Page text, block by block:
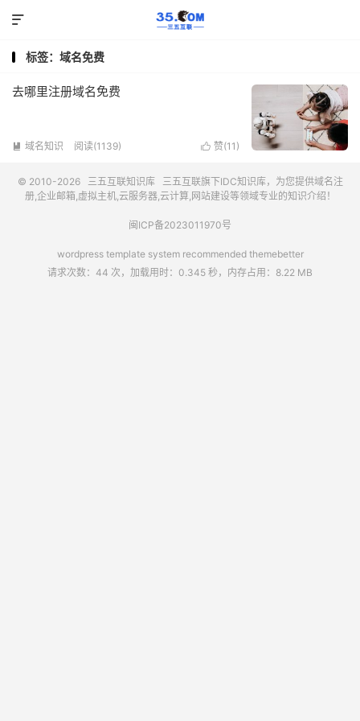

标签：域名免费
去哪里注册域名免费
 域名知识 阅读(1139)  赞(11 )
© 2010-2026 三五互联知识库 三五互联旗下IDC知识库，为您提供域名注
册,企业邮箱,虚拟主机,云服务器,云计算,网站建设等领域专业的知识介绍！
闽ICP备2023011970号
wordpress template system recommended themebetter
请求次数：44 次，加载用时：0.345 秒，内存占用：8.22 MB